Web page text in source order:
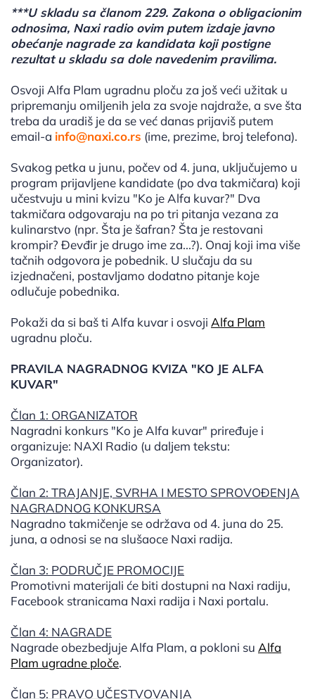
***U skladu sa članom 229. Zakona o obligacionim
odnosima, Naxi radio ovim putem izdaje javno
obećanje nagrade za kandidata koji postigne
rezultat u skladu sa dole navedenim pravilima.
Osvoji Alfa Plam ugradnu ploču za još veći užitak u
pripremanju omiljenih jela za svoje najdraže, a sve šta
treba da uradiš je da se već danas prijaviš putem
email-a info@naxi.co.rs (ime, prezime, broj telefona).
Svakog petka u junu, počev od 4. juna, uključujemo u
program prijavljene kandidate (po dva takmičara) koji
učestvuju u mini kvizu "Ko je Alfa kuvar?" Dva
takmičara odgovaraju na po tri pitanja vezana za
kulinarstvo (npr. Šta je šafran? Šta je restovani
krompir? Đevđir je drugo ime za...?). Onaj koji ima više
tačnih odgovora je pobednik. U slučaju da su
izjednačeni, postavljamo dodatno pitanje koje
odlučuje pobednika.
Pokaži da si baš ti Alfa kuvar i osvoji Alfa Plam
ugradnu ploču.
PRAVILA NAGRADNOG KVIZA "KO JE ALFA
KUVAR"
Član 1: ORGANIZATOR
Nagradni konkurs "Ko je Alfa kuvar" priređuje i
organizuje: NAXI Radio (u daljem tekstu:
Organizator).
Član 2: TRAJANJE, SVRHA I MESTO SPROVOÐENJA
NAGRADNOG KONKURSA
Nagradno takmičenje se održava od 4. juna do 25.
juna, a odnosi se na slušaoce Naxi radija.
Član 3: PODRUČJE PROMOCIJE
Promotivni materijali će biti dostupni na Naxi radiju,
Facebook stranicama Naxi radija i Naxi portalu.
Član 4: NAGRADE
Nagrade obezbedjuje Alfa Plam, a pokloni su Alfa
Plam ugradne ploče.
Član 5: PRAVO UČESTVOVANJA